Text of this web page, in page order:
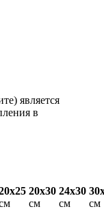
является
в
20х30
см
24х30
см
см